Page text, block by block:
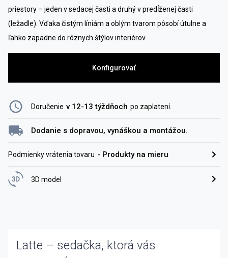
priestory – jeden v sedacej časti a druhý v predĺženej časti
(ležadle). Vďaka čistým líniám a oblým tvarom pôsobí útulne a
ľahko zapadne do rôznych štýlov interiérov.
Konfigurovať
Doručenie v 12-13 týždňoch po zaplatení.
Dodanie s dopravou, vynáškou a montážou.
Podmienky vrátenia tovaru - Produkty na mieru
3D model
Latte – sedačka, ktorá vás